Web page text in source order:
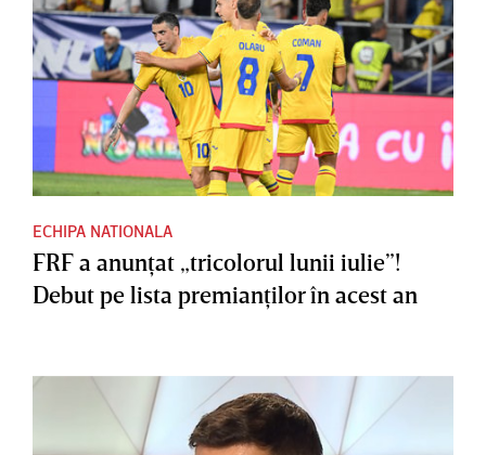
ECHIPA NATIONALA
FRF a anunţat „tricolorul lunii iulie”!
Debut pe lista premianţilor în acest an